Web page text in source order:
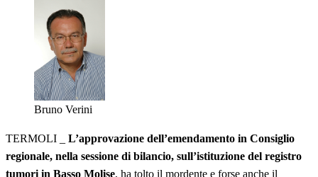
Bruno Verini
TERMOLI _ L’approvazione dell’emendamento in Consiglio
regionale, nella sessione di bilancio, sull’istituzione del registro
tumori in Basso Molise, ha tolto il mordente e forse anche il